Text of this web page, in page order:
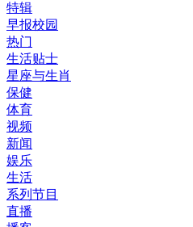
特辑
早报校园
热门
生活贴士
星座与生肖
保健
体育
视频
新闻
娱乐
生活
系列节目
直播